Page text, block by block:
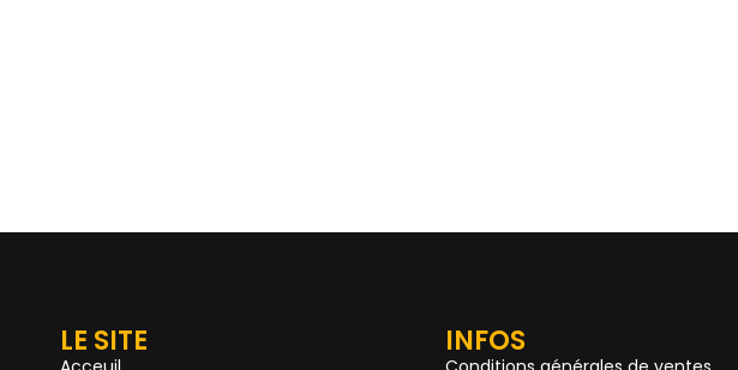
LE SITE INFOS